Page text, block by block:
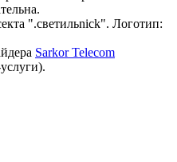
".светильnick". Логотип:
Sarkor Telecom